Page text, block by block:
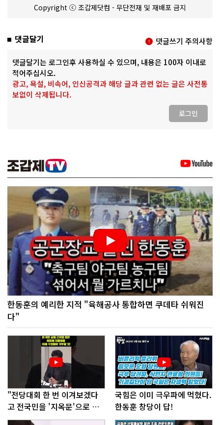
Copyright ⓒ 조갑제닷컴 - 무단전재 및 재배포 금지
댓글달기 댓글쓰기 주의사항
댓글달기는 로그인후 사용하실 수 있으며, 내용은 100자 이내로
적어주십시오.
광고, 욕설, 비속어, 인신공격과 해당 글과 관련 없는 글은 사전통
보없이 삭제됩니다.
로그인
한동훈의 예리한 지적 "육해공사 통합하면 쿠데타 쉬워진
다"
"전당대회 한 번 이겨보겠다
고 전국민을 '지옥문'으로 밀
어!"
국힘은 이미 극우파에 먹혔다.
한동훈 창당이 답!